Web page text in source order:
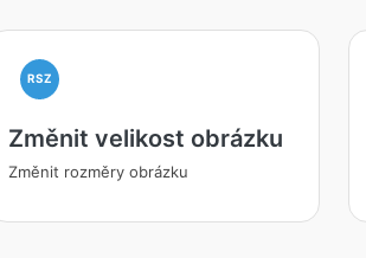
RSZ
Změnit velikost obrázku
Změnit rozměry obrázku